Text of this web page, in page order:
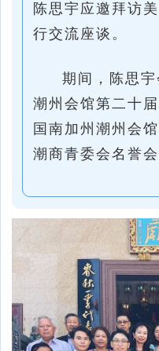
陈思宇应邀拜访
行交流座谈。
期间，陈思
潮州会馆第二十
国南加州潮州会
潮商青委会名誉会